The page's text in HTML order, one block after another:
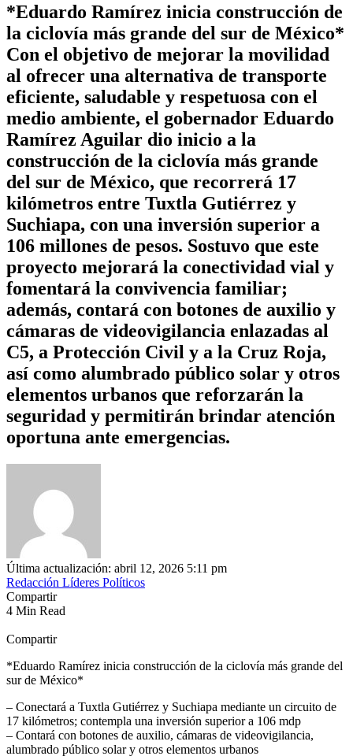
*Eduardo Ramírez inicia construcción de
la ciclovía más grande del sur de México*
Con el objetivo de mejorar la movilidad
al ofrecer una alternativa de transporte
eficiente, saludable y respetuosa con el
medio ambiente, el gobernador Eduardo
Ramírez Aguilar dio inicio a la
construcción de la ciclovía más grande
del sur de México, que recorrerá 17
kilómetros entre Tuxtla Gutiérrez y
Suchiapa, con una inversión superior a
106 millones de pesos. Sostuvo que este
proyecto mejorará la conectividad vial y
fomentará la convivencia familiar;
además, contará con botones de auxilio y
cámaras de videovigilancia enlazadas al
C5, a Protección Civil y a la Cruz Roja,
así como alumbrado público solar y otros
elementos urbanos que reforzarán la
seguridad y permitirán brindar atención
oportuna ante emergencias.
Última actualización: abril 12, 2026 5:11 pm
Redacción Líderes Políticos
Compartir
4 Min Read
Compartir
*Eduardo Ramírez inicia construcción de la ciclovía más grande del
sur de México*
– Conectará a Tuxtla Gutiérrez y Suchiapa mediante un circuito de
17 kilómetros; contempla una inversión superior a 106 mdp
– Contará con botones de auxilio, cámaras de videovigilancia,
alumbrado público solar y otros elementos urbanos